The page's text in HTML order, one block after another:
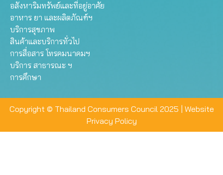
อสังหาริมทรัพย์และที่อยู่อาศัย
อาหาร ยา และผลิตภัณฑ์ฯ
บริการสุขภาพ
สินค้าและบริการทั่วไป
การสื่อสาร โทรคมนาคมฯ
บริการ สาธารณะ ฯ
การศึกษา
Copyright © Thailand Consumers Council 2025 | Website
Privacy Policy